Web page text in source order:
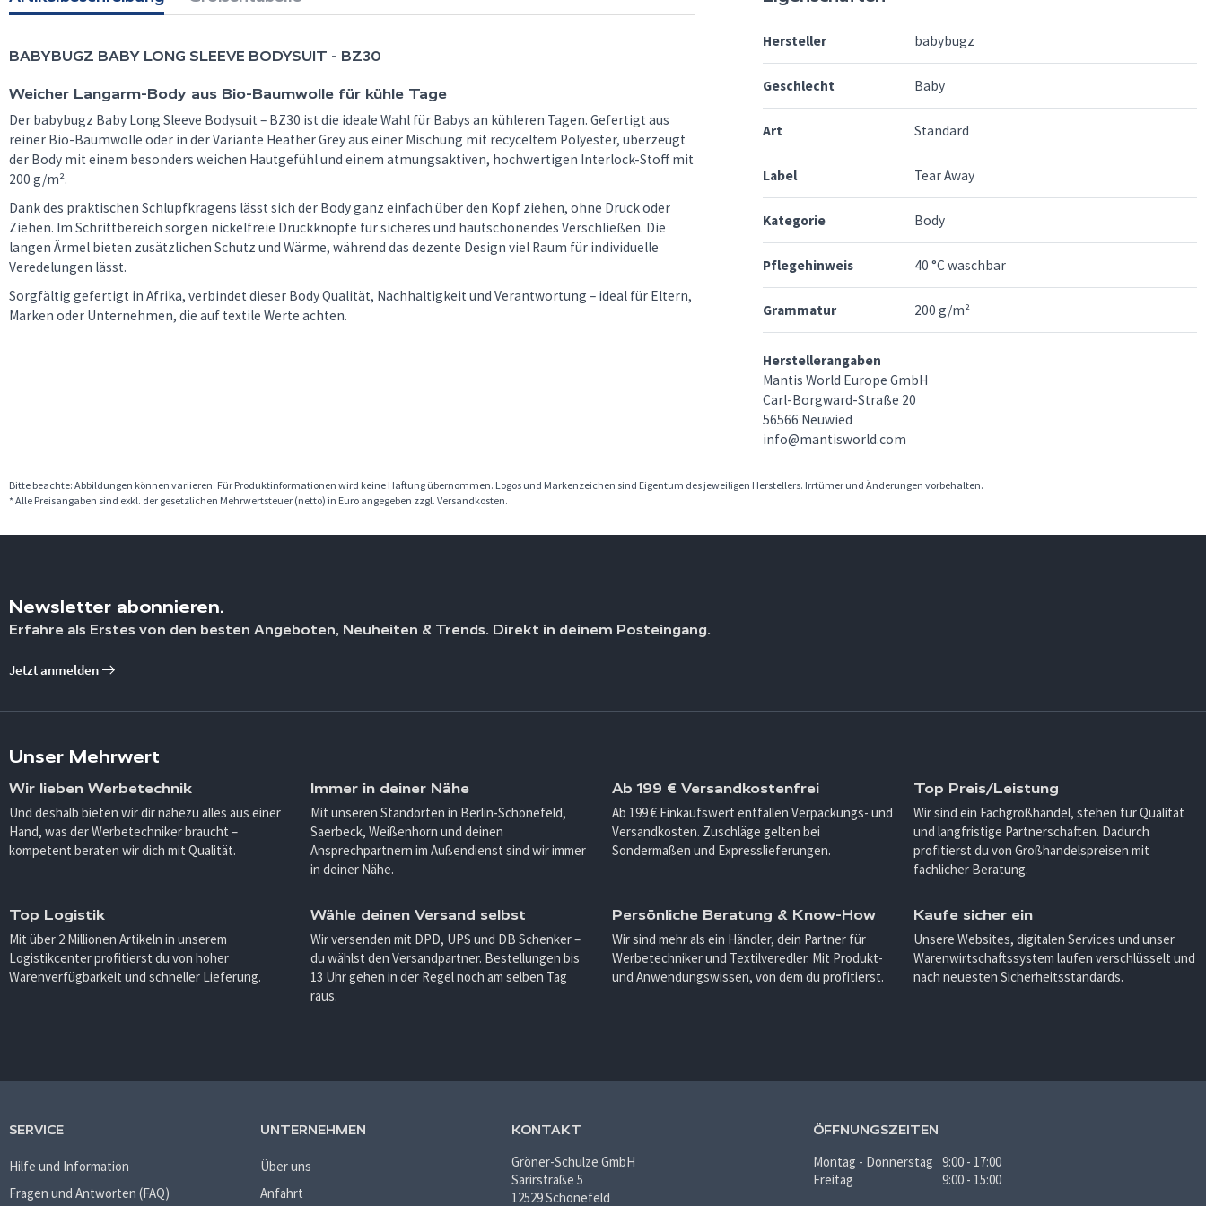
BABYBUGZ BABY LONG SLEEVE BODYSUIT - BZ30
Weicher Langarm-Body aus Bio-Baumwolle für kühle Tage
Der babybugz Baby Long Sleeve Bodysuit – BZ30 ist die ideale Wahl für Babys an kühleren Tagen. Gefertigt aus
reiner Bio-Baumwolle oder in der Variante Heather Grey aus einer Mischung mit recyceltem Polyester, überzeugt
der Body mit einem besonders weichen Hautgefühl und einem atmungsaktiven, hochwertigen Interlock-Stoff mit
200 g/m².
Dank des praktischen Schlupfkragens lässt sich der Body ganz einfach über den Kopf ziehen, ohne Druck oder
Ziehen. Im Schrittbereich sorgen nickelfreie Druckknöpfe für sicheres und hautschonendes Verschließen. Die
langen Ärmel bieten zusätzlichen Schutz und Wärme, während das dezente Design viel Raum für individuelle
Veredelungen lässt.
Sorgfältig gefertigt in Afrika, verbindet dieser Body Qualität, Nachhaltigkeit und Verantwortung – ideal für Eltern,
Marken oder Unternehmen, die auf textile Werte achten.
Hersteller babybugz
Geschlecht Baby
Art Standard
Label Tear Away
Kategorie Body
Pflegehinweis 40 °C waschbar
Grammatur 200 g/m²
Herstellerangaben
Mantis World Europe GmbH
Carl-Borgward-Straße 20
56566 Neuwied
info@mantisworld.com
Bitte beachte: Abbildungen können variieren. Für Produktinformationen wird keine Haftung übernommen. Logos und Markenzeichen sind Eigentum des jeweiligen Herstellers. Irrtümer und Änderungen vorbehalten.
* Alle Preisangaben sind exkl. der gesetzlichen Mehrwertsteuer (netto) in Euro angegeben zzgl. Versandkosten.
Newsletter abonnieren.
Erfahre als Erstes von den besten Angeboten, Neuheiten & Trends. Direkt in deinem Posteingang.
Jetzt anmelden
Unser Mehrwert
Wir lieben Werbetechnik
Und deshalb bieten wir dir nahezu alles aus einer
Hand, was der Werbetechniker braucht –
kompetent beraten wir dich mit Qualität.
Immer in deiner Nähe
Mit unseren Standorten in Berlin-Schönefeld,
Saerbeck, Weißenhorn und deinen
Ansprechpartnern im Außendienst sind wir immer
in deiner Nähe.
Ab 199 € Versandkostenfrei
Ab 199 € Einkaufswert entfallen Verpackungs- und
Versandkosten. Zuschläge gelten bei
Sondermaßen und Expresslieferungen.
Top Preis/Leistung
Wir sind ein Fachgroßhandel, stehen für Qualität
und langfristige Partnerschaften. Dadurch
profitierst du von Großhandelspreisen mit
fachlicher Beratung.
Top Logistik
Mit über 2 Millionen Artikeln in unserem
Logistikcenter profitierst du von hoher
Warenverfügbarkeit und schneller Lieferung.
Wähle deinen Versand selbst
Wir versenden mit DPD, UPS und DB Schenker –
du wählst den Versandpartner. Bestellungen bis
13 Uhr gehen in der Regel noch am selben Tag
raus.
Persönliche Beratung & Know-How
Wir sind mehr als ein Händler, dein Partner für
Werbetechniker und Textilveredler. Mit Produkt-
und Anwendungswissen, von dem du profitierst.
Kaufe sicher ein
Unsere Websites, digitalen Services und unser
Warenwirtschaftssystem laufen verschlüsselt und
nach neuesten Sicherheitsstandards.
SERVICE
Hilfe und Information
Fragen und Antworten (FAQ)
UNTERNEHMEN
Über uns
Anfahrt
KONTAKT
Gröner-Schulze GmbH
Sarirstraße 5
12529 Schönefeld
ÖFFNUNGSZEITEN
Montag - Donnerstag 9:00 - 17:00
Freitag
9:00 - 15:00